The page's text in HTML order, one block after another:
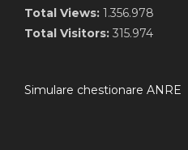
Total Views: 1.356.978
Total Visitors: 315.974
Simulare chestionare ANRE